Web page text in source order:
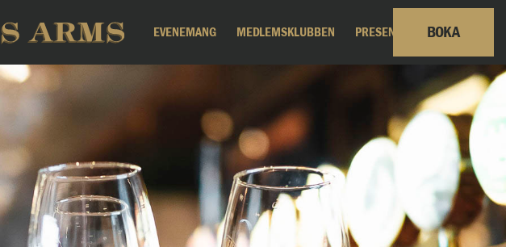
EVENEMANG MEDLEMSKLUBBEN PRESENTKORT BOKA